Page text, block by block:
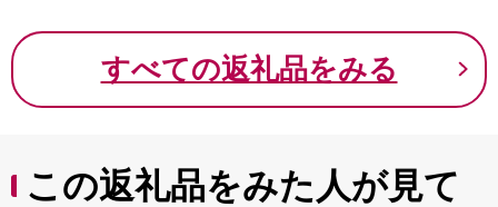
すべての返礼品をみる
この返礼品をみた人が見て